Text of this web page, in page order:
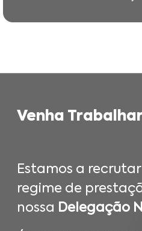
Venha
Estamos a
regime de
nossa Delegação